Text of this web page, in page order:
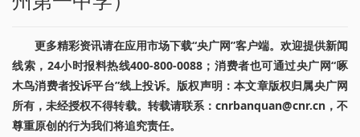
更多精彩资讯请在应用市场下载“央广网”客户端。欢迎提供新闻
线索，24小时报料热线400-800-0088；消费者也可通过央广网“啄
木鸟消费者投诉平台”线上投诉。版权声明：本文章版权归属央广网
所有，未经授权不得转载。转载请联系：cnrbanquan@cnr.cn，不
尊重原创的行为我们将追究责任。